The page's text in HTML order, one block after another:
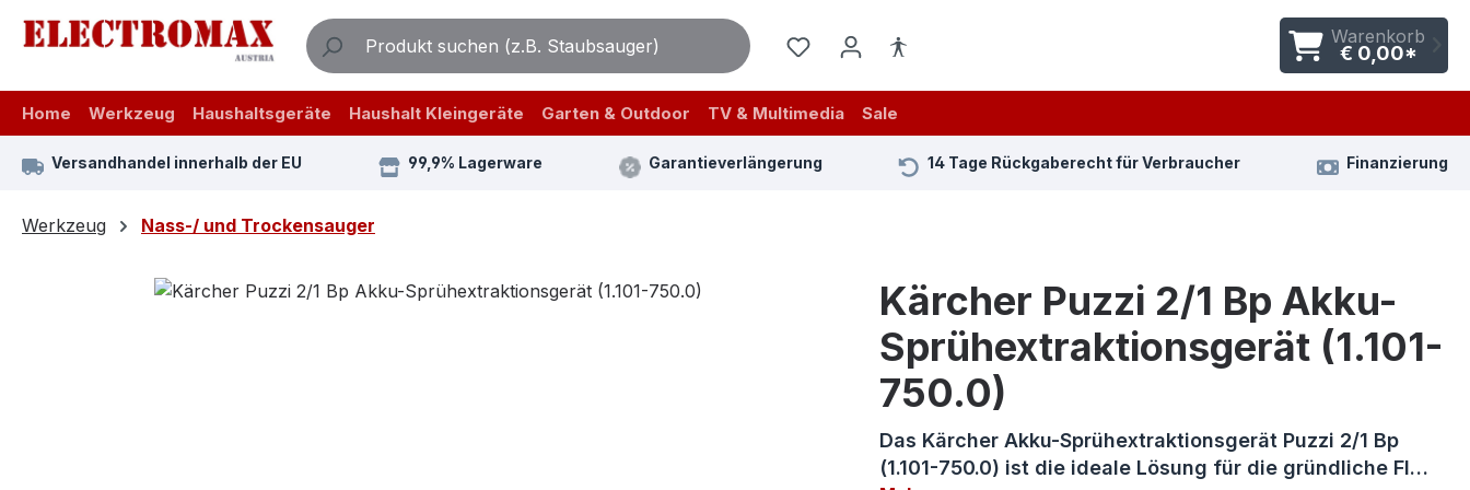
Hauptinhalt springen
Zur Suche springen
Zur Hauptnavigation springen Warenkorb
€ 0,00*
Home Werkzeug Haushaltsgeräte Haushalt Kleingeräte Garten & Outdoor TV & Multimedia Sale
Versandhandel innerhalb der EU 99,9% Lagerware Garantieverlängerung 14 Tage Rückgaberecht für Verbraucher Finanzierung
Werkzeug Nass-/ und Trockensauger
Bildergalerie überspringen
Kärcher Puzzi 2/1 Bp Akku-
Sprühextraktionsgerät (1.101-
750.0)
Das Kärcher Akku-Sprühextraktionsgerät Puzzi 2/1 Bp
(1.101-750.0) ist die ideale Lösung für die gründliche Fl…